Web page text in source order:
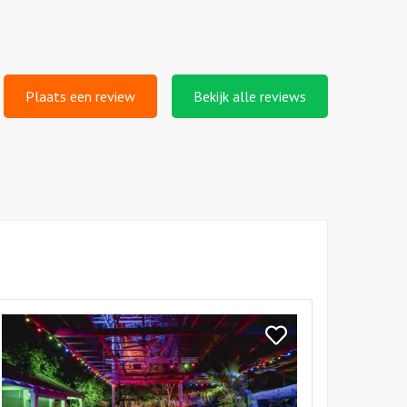
Plaats een review Bekijk alle reviews
Bekijk
Blijdorp